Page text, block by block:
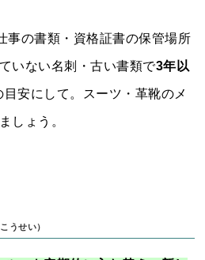
事の書類・資格証書の保管場所
いない名刺・古い書類で3年以
安にして。スーツ・革靴のメ
しょう。
うせい）